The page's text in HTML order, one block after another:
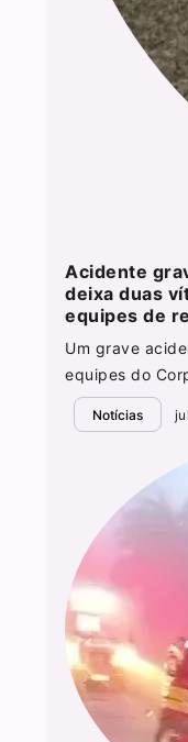
Acidente
deixa duas
equipes de
Um grave
equipes do
Notícias